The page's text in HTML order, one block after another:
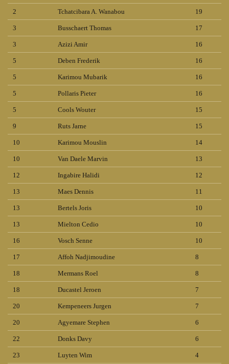
2 Tchatcibara A. Wanabou 19
3 Busschaert Thomas 17
3 Azizi Amir 16
5 Deben Frederik 16
5 Karimou Mubarik 16
5 Pollaris Pieter 16
5 Cools Wouter 15
9 Ruts Jarne 15
10 Karimou Mouslin 14
10 Van Daele Marvin 13
12 Ingabire Halidi 12
13 Maes Dennis 11
13 Bertels Joris 10
13 Mielton Cedio 10
16 Vosch Senne 10
17 Affoh Nadjimoudine 8
18 Mermans Roel 8
18 Ducastel Jeroen 7
20 Kempeneers Jurgen 7
20 Agyemare Stephen 6
22 Donks Davy 6
23 Luyten Wim 4